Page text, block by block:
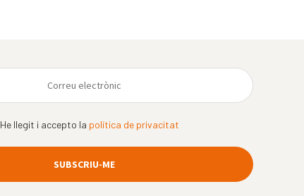
He llegit i accepto la política de privacitat